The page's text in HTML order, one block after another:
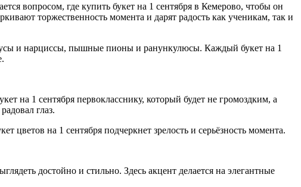
вопросом, где купить букет на 1 сентября в Кемерово, чтобы он
торжественность момента и дарят радость как ученикам, так и
и нарциссы, пышные пионы и ранункулюсы. Каждый букет на 1
на 1 сентября первокласснику, который будет не громоздким, а
глаз.
на 1 сентября подчеркнет зрелость и серьёзность момента.
достойно и стильно. Здесь акцент делается на элегантные